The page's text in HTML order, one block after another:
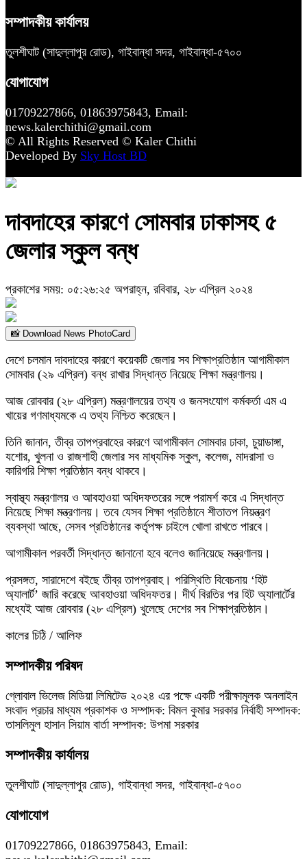
সম্পাদকীয় কার্যালয়
তুলশীঘাট (সাদুল্লাপুর রোড), গাইবান্ধা সদর, গাইবান্ধা-৫৭০০
যোগাযোগ
01709227866, 01863975843, Email:
news.kalerchithi@gmail.com
© All Rights Reserved © Kaler Chithi
Developed By Sky Host BD
দাবদাহের কারণে সোমবার ঢাকাসহ ৫
জেলার স্কুল বন্ধ
প্রকাশের সময়: ০৫:২৬:২৫ অপরাহ্ন, রবিবার, ২৮ এপ্রিল ২০২৪
📸 Download News PhotoCard
দেশে চলমান দাবদাহের কারণে কয়েকটি জেলার সব শিক্ষাপ্রতিষ্ঠান আগামীকাল
সোমবার (২৯ এপ্রিল) বন্ধ রাখার সিদ্ধান্ত নিয়েছে শিক্ষা মন্ত্রণালয়।
আজ রোববার (২৮ এপ্রিল) মন্ত্রণালয়ের তথ্য ও জনসংযোগ কর্মকর্তা এম এ
খায়ের গণমাধ্যমকে এ তথ্য নিশ্চিত করেছেন।
তিনি জানান, তীব্র তাপপ্রবাহের কারণে আগামীকাল সোমবার ঢাকা, চুয়াডাঙ্গা,
যশোর, খুলনা ও রাজশাহী জেলার সব মাধ্যমিক স্কুল, কলেজ, মাদরাসা ও
কারিগরি শিক্ষা প্রতিষ্ঠান বন্ধ থাকবে।
স্বাস্থ্য মন্ত্রণালয় ও আবহাওয়া অধিদফতরের সঙ্গে পরামর্শ করে এ সিদ্ধান্ত
নিয়েছে শিক্ষা মন্ত্রণালয়। তবে যেসব শিক্ষা প্রতিষ্ঠানে শীতাতপ নিয়ন্ত্রণ
ব্যবস্থা আছে, সেসব প্রতিষ্ঠানের কর্তৃপক্ষ চাইলে খোলা রাখতে পারবে।
আগামীকাল পরবর্তী সিদ্ধান্ত জানানো হবে বলেও জানিয়েছে মন্ত্রণালয়।
প্রসঙ্গত, সারাদেশে বইছে তীব্র তাপপ্রবাহ। পরিস্থিতি বিবেচনায় ‘হিট
অ্যালার্ট’ জারি করেছে আবহাওয়া অধিদফতর। দীর্ঘ বিরতির পর হিট অ্যালার্টের
মধ্যেই আজ রোববার (২৮ এপ্রিল) খুলেছে দেশের সব শিক্ষাপ্রতিষ্ঠান।
কালের চিঠি / আলিফ
সম্পাদকীয় পরিষদ
গ্লোবাল ভিলেজ মিডিয়া লিমিটেড ২০২৪ এর পক্ষে একটি পরীক্ষামূলক অনলাইন
সংবাদ প্রচার মাধ্যম প্রকাশক ও সম্পাদক: বিমল কুমার সরকার নির্বাহী সম্পাদক:
তাসলিমুল হাসান সিয়াম বার্তা সম্পাদক: উপমা সরকার
সম্পাদকীয় কার্যালয়
তুলশীঘাট (সাদুল্লাপুর রোড), গাইবান্ধা সদর, গাইবান্ধা-৫৭০০
যোগাযোগ
01709227866, 01863975843, Email: